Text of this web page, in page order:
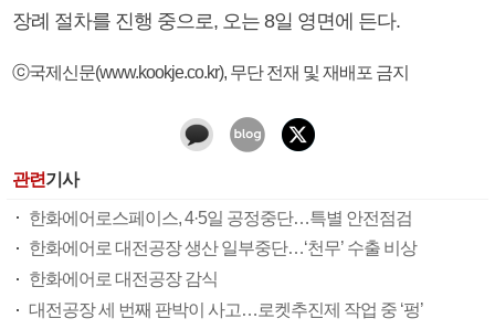
장례 절차를 진행 중으로, 오는 8일 영면에 든다.
ⓒ국제신문(www.kookje.co.kr), 무단 전재 및 재배포 금지
관련기사
한화에어로스페이스, 4·5일 공정중단…특별 안전점검
한화에어로 대전공장 생산 일부중단…‘천무’ 수출 비상
한화에어로 대전공장 감식
대전공장 세 번째 판박이 사고…로켓추진제 작업 중 ‘펑’